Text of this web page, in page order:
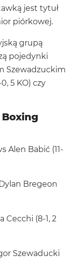
jest tytuł
piórkowej.
grupą
pojedynki
Szewadzuckim
5 KO) czy
Alen Babić (11-
Dylan Bregeon
Cecchi (8-1, 2
Szewaducki